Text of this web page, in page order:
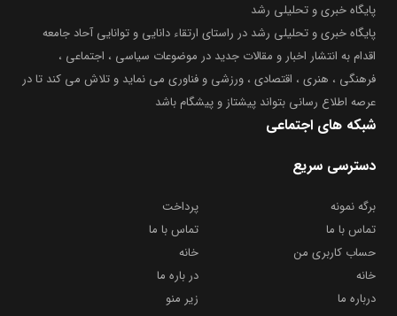
پایگاه خبری و تحلیلی رشد
پایگاه خبری و تحلیلی رشد در راستای ارتقاء دانایی و توانایی آحاد جامعه
اقدام به انتشار اخبار و مقالات جدید در موضوعات سیاسی ، اجتماعی ،
فرهنگی ، هنری ، اقتصادی ، ورزشی و فناوری می نماید و تلاش می کند تا در
عرصه اطلاع رسانی بتواند پیشتاز و پیشگام باشد
شبکه های اجتماعی
دسترسی سریع
برگه نمونه
پرداخت
تماس با ما
تماس با ما
حساب کاربری من
خانه
خانه
در باره ما
درباره ما
زیر منو